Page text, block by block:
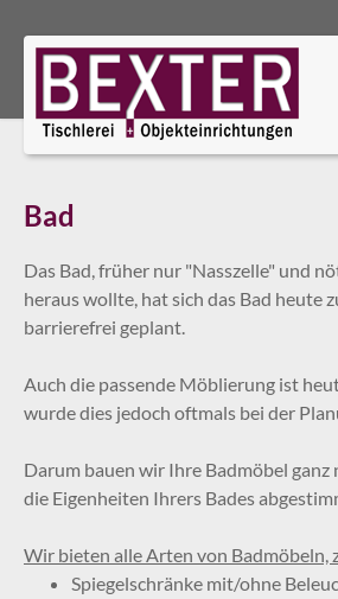
Bad
Das Bad, früher nur "Nasszelle" und
heraus wollte, hat sich das Bad heute
barrierefrei geplant.
Auch die passende Möblierung ist
wurde dies jedoch oftmals bei der
Darum bauen wir Ihre Badmöbel
die Eigenheiten Ihrers Bades
Wir bieten alle Arten von Badmöbeln,
Spiegelschränke mit/ohne